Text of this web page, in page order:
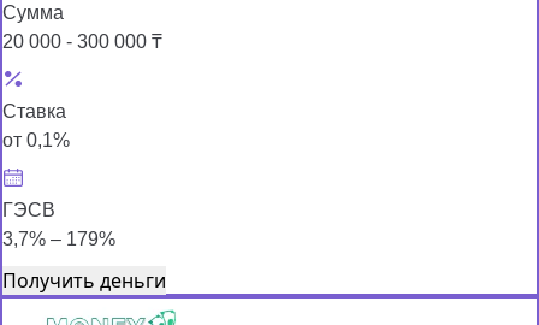
Сумма
20 000 - 300 000 ₸
Ставка
от 0,1%
ГЭСВ
3,7% – 179%
Получить деньги